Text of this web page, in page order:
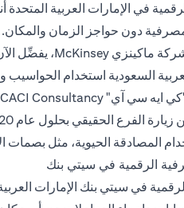
في الإمارات العربية
دون حواجز الزمان والمكان.
السعودية استخدام
المصادقة الحيوية، مثل
الرقمية في سيتي بنك
في سيتي بنك الإمارات